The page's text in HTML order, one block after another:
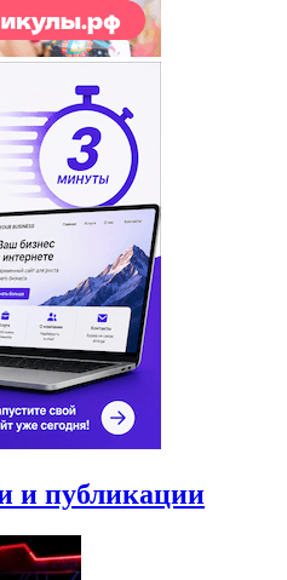
и публикации